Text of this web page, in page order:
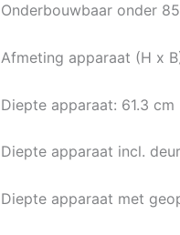
Onderbouwbaar onder
Afmeting apparaat (H x
Diepte apparaat: 61.3 cm
Diepte apparaat incl.
Diepte apparaat met